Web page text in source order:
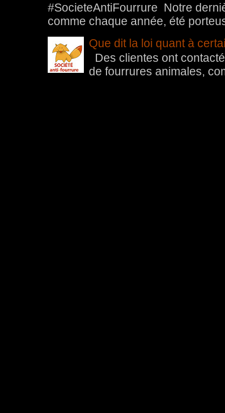
#SocieteAntiFourrure Notre
comme chaque année, été
Que dit la loi quant à
Des clientes ont
de fourrures animales,